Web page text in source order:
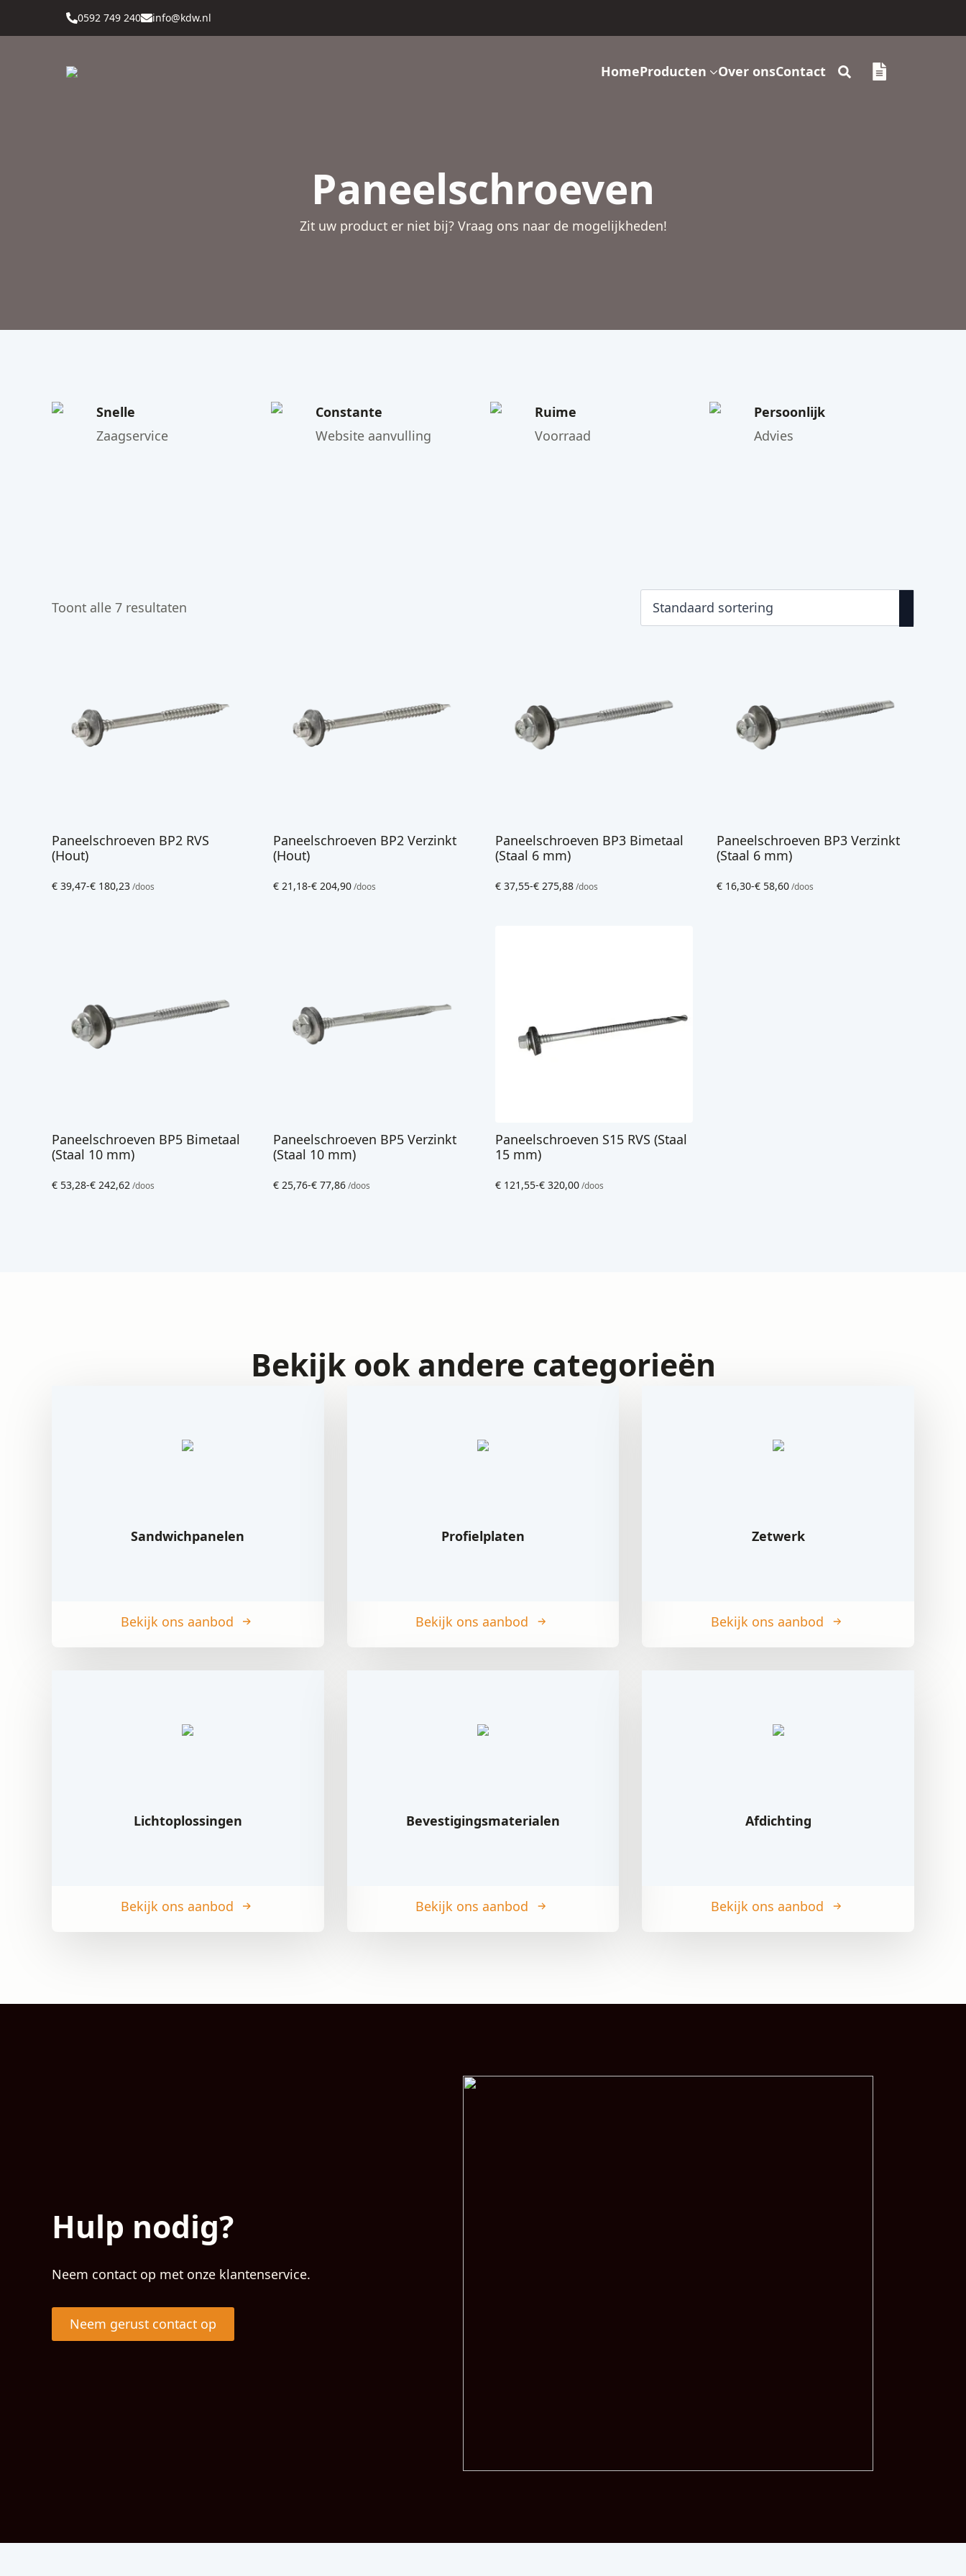
0592 749 240 info@kdw.nl
HomeProducten Over onsContact
Paneelschroeven
Zit uw product er niet bij? Vraag ons naar de mogelijkheden!
Snelle
Zaagservice
Constante
Website aanvulling
Ruime
Voorraad
Persoonlijk
Advies
Toont alle 7 resultaten
Paneelschroeven BP2 RVS
(Hout)
€ 39,47-€ 180,23
Prijsklasse:
/doos
Paneelschroeven BP2 Verzinkt
(Hout)
€ 21,18-€ 204,90
Prijsklasse:
/doos
Paneelschroeven BP3 Bimetaal
(Staal 6 mm)
€37,55-€275,88
Prijsklasse:
/doos
Paneelschroeven BP3 Verzinkt
(Staal 6 mm)
€ 16,30-€ 58,60
Prijsklasse:
/doos
Paneelschroeven BP5 Bimetaal
(Staal 10 mm)
€ 53,28-€ 242,62
Prijsklasse:
/doos
Paneelschroeven BP5 Verzinkt
(Staal 10 mm)
€ 25,76-€ 77,86
Prijsklasse:
/doos
Paneelschroeven S15 RVS (Staal
15 mm)
€121,55-€320,00
Prijsklasse:
/doos
Bekijk ook andere categorieën
Sandwichpanelen
Bekijk ons aanbod
Profielplaten
Bekijk ons aanbod
Zetwerk
Bekijk ons aanbod
Lichtoplossingen
Bekijk ons aanbod
Bevestigingsmaterialen
Bekijk ons aanbod
Afdichting
Bekijk ons aanbod
Hulp nodig?
Neem contact op met onze klantenservice.
Neem gerust contact op